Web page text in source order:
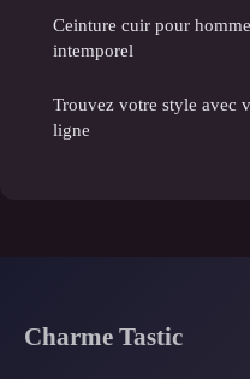
Ceinture cuir pour
intemporel
Trouvez votre style avec
ligne
Charme Tastic